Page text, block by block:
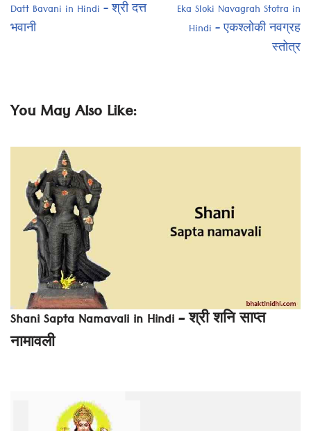
Datt Bavani in Hindi – श्री दत्त
भवानी
Eka Sloki Navagrah Stotra in
Hindi – एकश्लोकी नवग्रह
स्तोत्र
You May Also Like:
Shani Sapta Namavali in Hindi – श्री शनि साप्त
नामावली